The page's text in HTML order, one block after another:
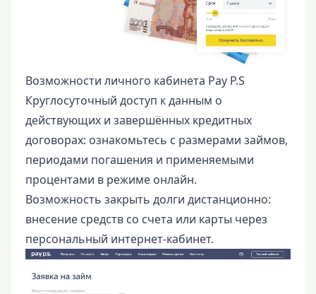
Возможности личного кабинета Pay P.S
Круглосуточный доступ к данным о
действующих и завершённых кредитных
договорах: ознакомьтесь с размерами займов,
периодами погашения и применяемыми
процентами в режиме онлайн.
Возможность закрыть долги дистанционно:
внесение средств со счета или карты через
персональный интернет-кабинет.